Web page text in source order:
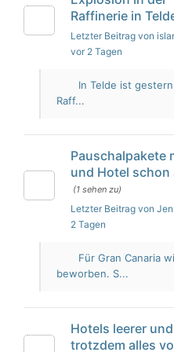
Raffinerie in
Letzter Beitrag von
vor 2 Tagen
In Telde ist
Raff...
Pauschalpakete
und Hotel schon
(1 sehen zu)
Letzter Beitrag von
2 Tagen
Für Gran Canaria
beworben. S...
Hotels leerer und
trotzdem alles